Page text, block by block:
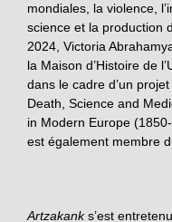
mondiales, la violence,
science et la production
2024, Victoria
la Maison d’Histoire de
dans le cadre d’un
Death, Science and
in Modern Europe
est également membre
Artzakanks’est